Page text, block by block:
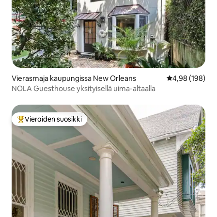
Vierasmaja kaupungissa New Orleans
4,98 (198)
NOLA Guesthouse yksityisellä uima-altaalla
Vieraiden suosikkien parhaimmistoa
Vieraiden suosikki